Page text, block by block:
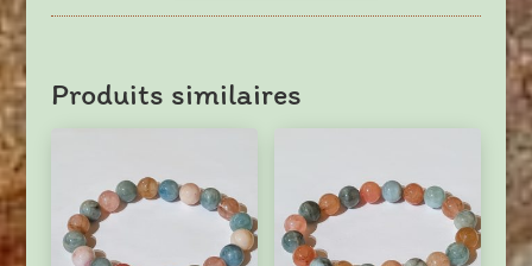
-
mm
Produits similaires